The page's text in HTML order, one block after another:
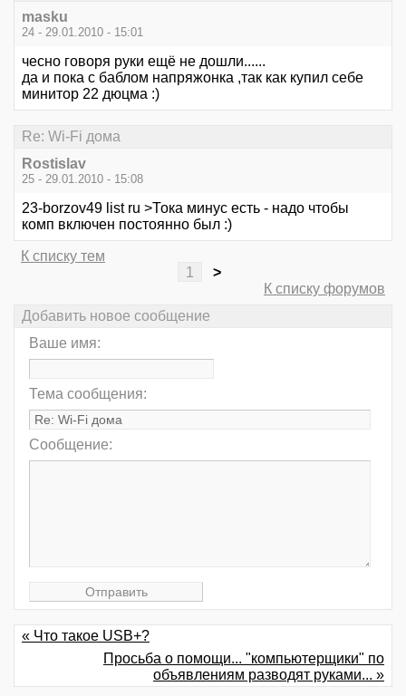
masku
24 - 29.01.2010 - 15:01
чесно говоря руки ещё не дошли......
да и пока с баблом напряжонка ,так как купил себе
минитор 22 дюцма :)
Re: Wi-Fi дома
Rostislav
25 - 29.01.2010 - 15:08
23-borzov49 list ru >Тока минус есть - надо чтобы
комп включен постоянно был :)
К списку тем
1
>
К списку форумов
Добавить новое сообщение
Ваше имя:
Тема сообщения:
Сообщение:
« Что такое USB+?
Просьба о помощи... "компьютерщики" по
объявлениям разводят руками... »